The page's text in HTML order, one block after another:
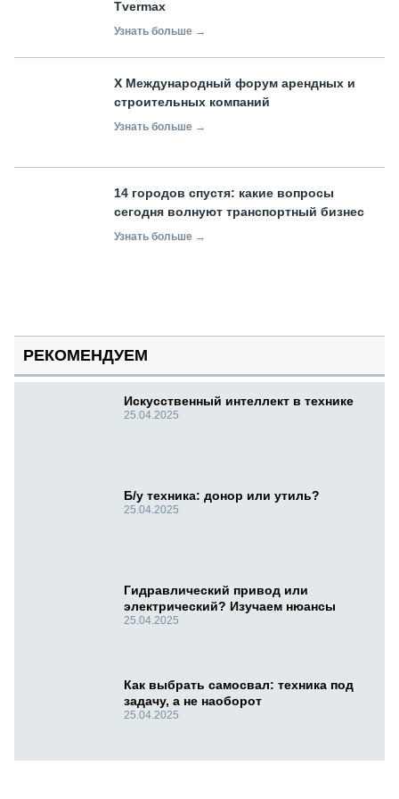
Tvermax
Узнать больше →
X Международный форум арендных и
строительных компаний
Узнать больше →
14 городов спустя: какие вопросы
сегодня волнуют транспортный бизнес
Узнать больше →
РЕКОМЕНДУЕМ
Искусственный интеллект в технике
25.04.2025
Б/у техника: донор или утиль?
25.04.2025
Гидравлический привод или
электрический? Изучаем нюансы
25.04.2025
Как выбрать самосвал: техника под
задачу, а не наоборот
25.04.2025